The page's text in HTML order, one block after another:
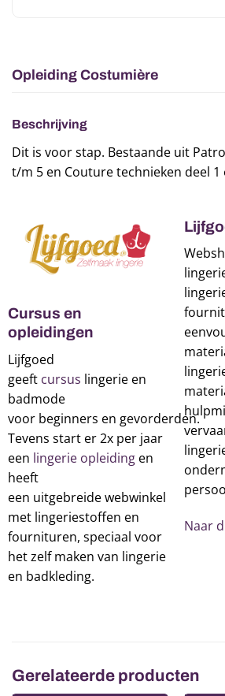
Opleiding Costumière
Beschrijving
Dit is voor stap. Bestaande uit
t/m 5 en Couture technieken deel 1
Cursus en
opleidingen
Lijfgoed
geeft cursus lingerie en
badmode
voor beginners en gevorderden.
Tevens start er 2x per jaar
een lingerie opleidingen
heeft
een uitgebreide webwinkel
met lingeriestoffen en
fournituren, speciaal voor
het zelf maken van lingerie
en badkleding.
Naar
Gerelateerde producten